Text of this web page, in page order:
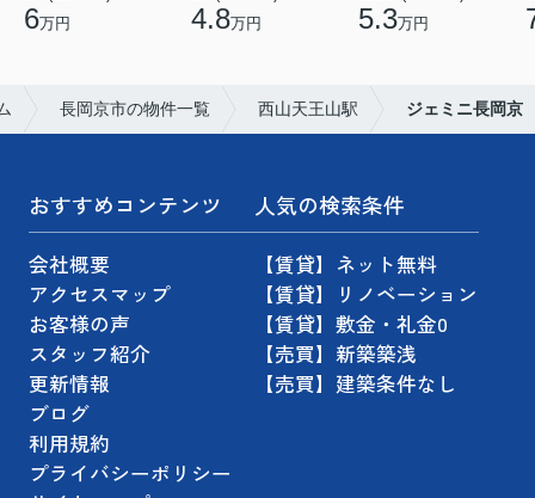
6万円 4.8万円 5.3万円
長岡京市の物件一覧 西山天王山駅 ジェミニ長岡京
おすすめコンテンツ
会社概要
アクセスマップ
お客様の声
スタッフ紹介
更新情報
ブログ
利用規約
プライバシーポリシー
人気の検索条件
【賃貸】ネット無料
【賃貸】リノベーション
【賃貸】敷金・礼金0
【売買】新築築浅
【売買】建築条件なし